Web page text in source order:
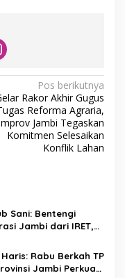
Pos berikutnya
Rakor Akhir Gugus
Reforma Agraria,
Jambi Tegaskan
Komitmen Selesaikan
Konflik Lahan
Sani: Bentengi
Jambi dari IRET,
dari Sekolah
Rabu Berkah TP
Jambi Perkuat